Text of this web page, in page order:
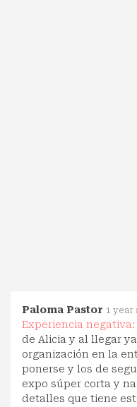
Paloma Pastor 1 year
Experiencia negativa:
de Alicia y al llegar
organización en la
ponerse y los de
expo súper corta y
detalles que tiene